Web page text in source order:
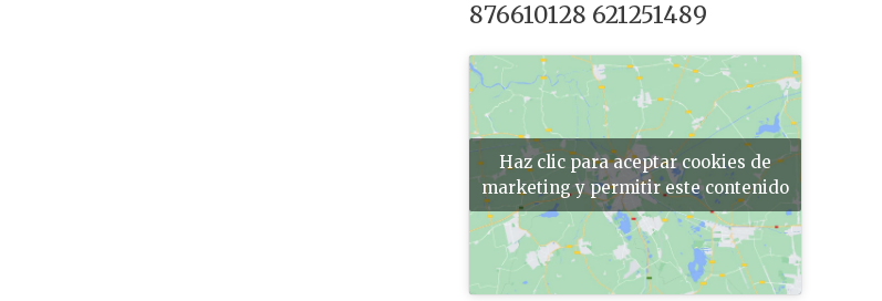
r
:
876610128 621251489
Haz clic para aceptar cookies de
marketing y permitir este contenido